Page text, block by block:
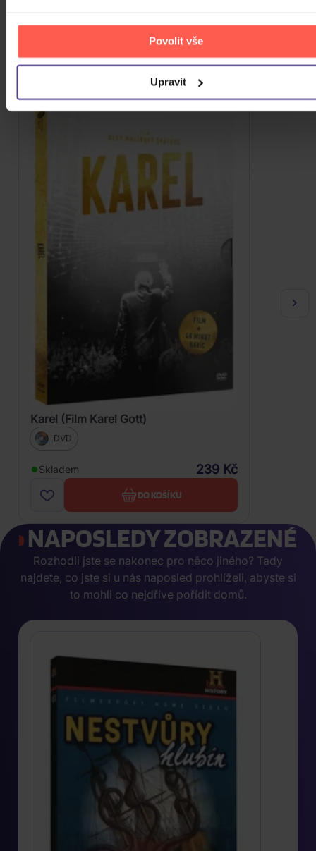
Povolit vše
Upravit
PODOBNÉ PRODUKTY
Do nálady se vám možná trefí i následující kusovky.
Mrkněte na ně.
Karel (Film Karel Gott)
DVD
Skladem 239 Kč
DO KOŠÍKU
NAPOSLEDY ZOBRAZENÉ
Rozhodli jste se nakonec pro něco jiného? Tady
najdete, co jste si u nás naposled prohlíželi, abyste si
to mohli co nejdříve pořídit domů.